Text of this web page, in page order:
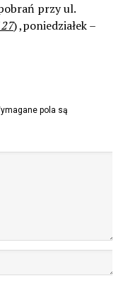
przy ul.
) ,poniedziałek –
pola są